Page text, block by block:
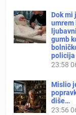
Dok mi
umrem
gumb
policija
23:58
Mislio
diše…
23:56